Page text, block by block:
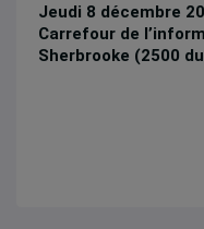
Jeudi 8 décembre
Carrefour de
Sherbrooke (2500